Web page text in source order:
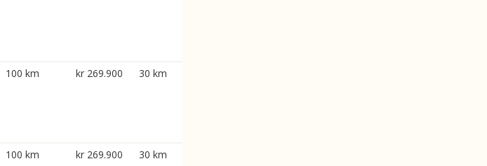
100 km kr 269.900 30 km
100 km kr 269.900 30 km